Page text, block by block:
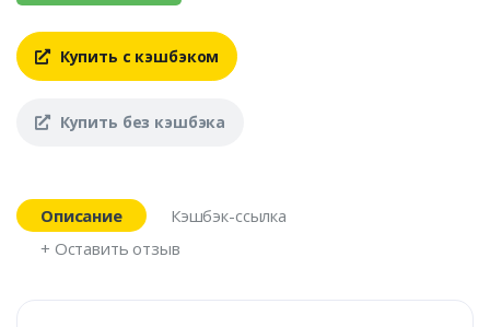
Купить с кэшбэком
Купить без кэшбэка
Описание
Кэшбэк-ссылка
+ Оставить отзыв